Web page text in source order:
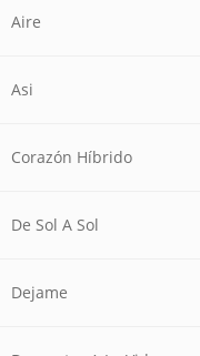
Aire
Asi
Corazón Híbrido
De Sol A Sol
Dejame